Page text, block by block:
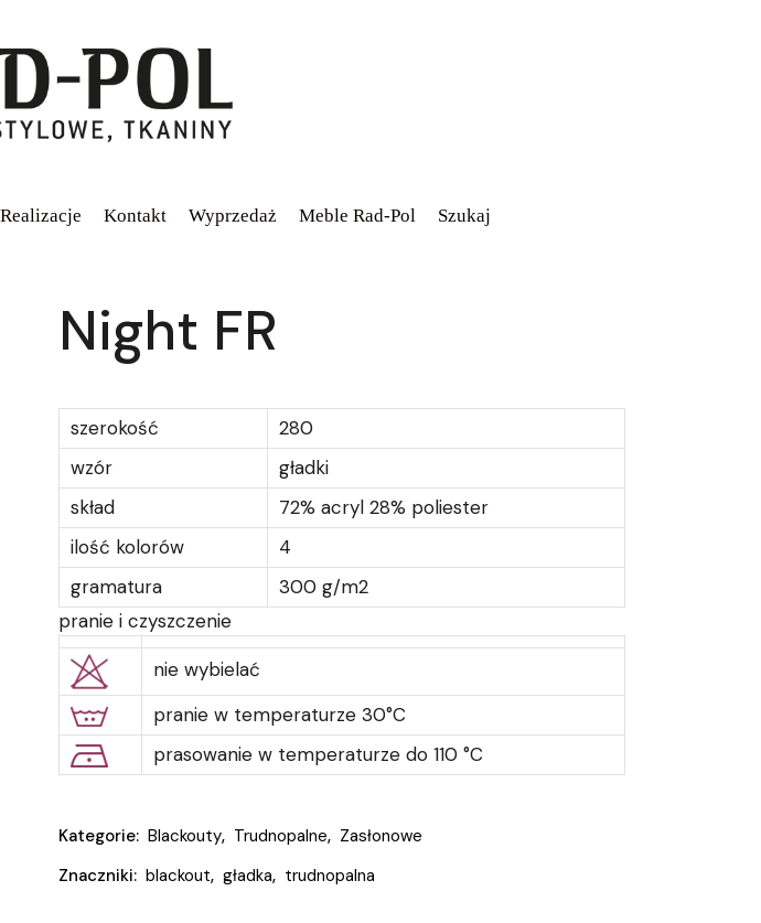
Realizacje Kontakt Wyprzedaż Meble Rad-Pol Szukaj
Night FR
szerokość
280
wzór
gładki
skład
72% acryl 28% poliester
ilość kolorów
4
gramatura
300 g/m2
pranie i czyszczenie
nie wybielać
pranie w temperaturze 30°C
prasowanie w temperaturze do 110 °C
Kategorie: Blackouty, Trudnopalne, Zasłonowe
Znaczniki: blackout, gładka, trudnopalna